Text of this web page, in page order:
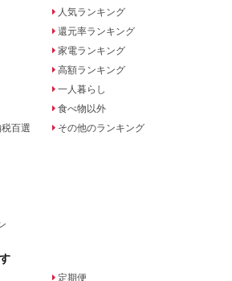
百選
人気ランキング
還元率ランキング
家電ランキング
高額ランキング
一人暮らし
食べ物以外
その他のランキング
定期便